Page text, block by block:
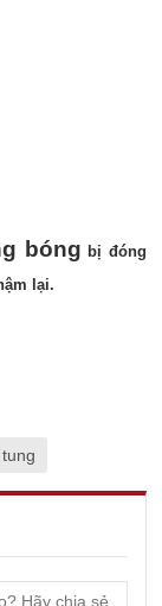
bóng bị đóng
lại.